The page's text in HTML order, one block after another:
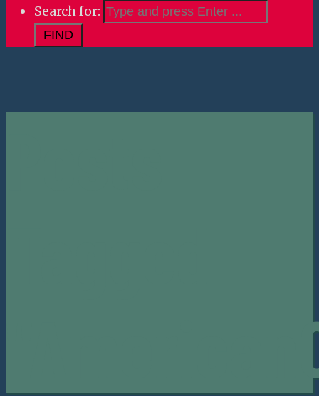
Search for: